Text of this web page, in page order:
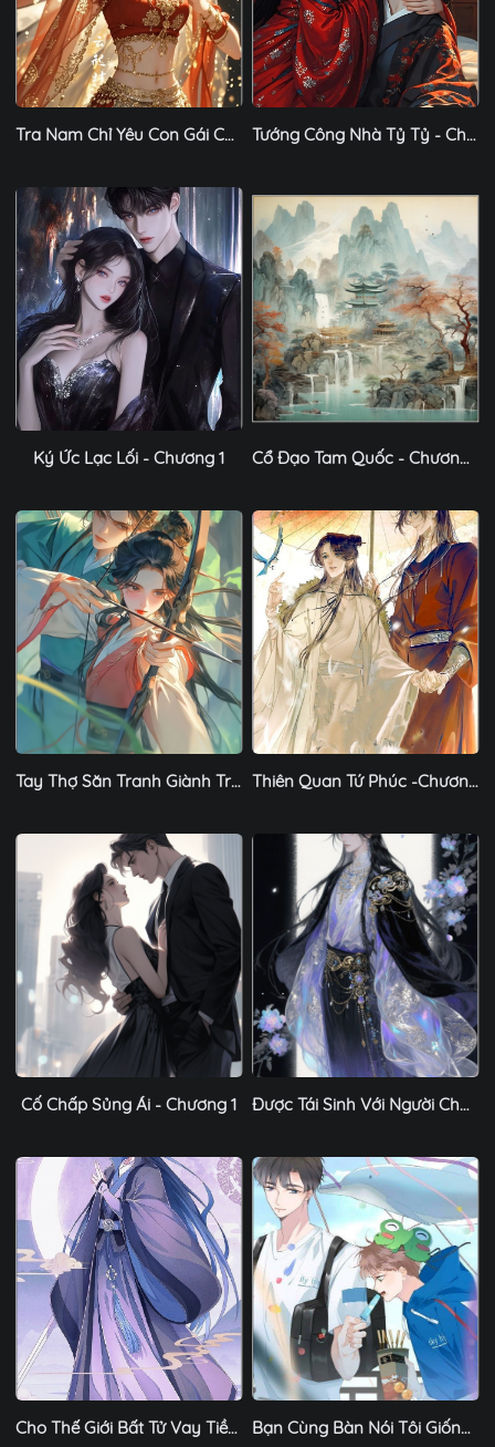
Tra Nam Chỉ Yêu Con Gái Của Tình Nhân - Chương 1 Tướng Công Nhà Tỷ Tỷ - Chương 1
Ký Ức Lạc Lối - Chương 1 Cổ Đạo Tam Quốc - Chương 1
Tay Thợ Săn Tranh Giành Trung Nguyên - Chương 1 Thiên Quan Tứ Phúc -Chương 1
Cố Chấp Sủng Ái - Chương 1 Được Tái Sinh Với Người Cha Mới, Anh Chàng Lên Ngôi - Chương 1
Cho Thế Giới Bất Tử Vay Tiền, Tôi Trở Thành Kẻ Thu Lãi Bất Tử - Chương 1 Bạn Cùng Bàn Nói Tôi Giống Chó Của Cậu Ấy - Chương 1